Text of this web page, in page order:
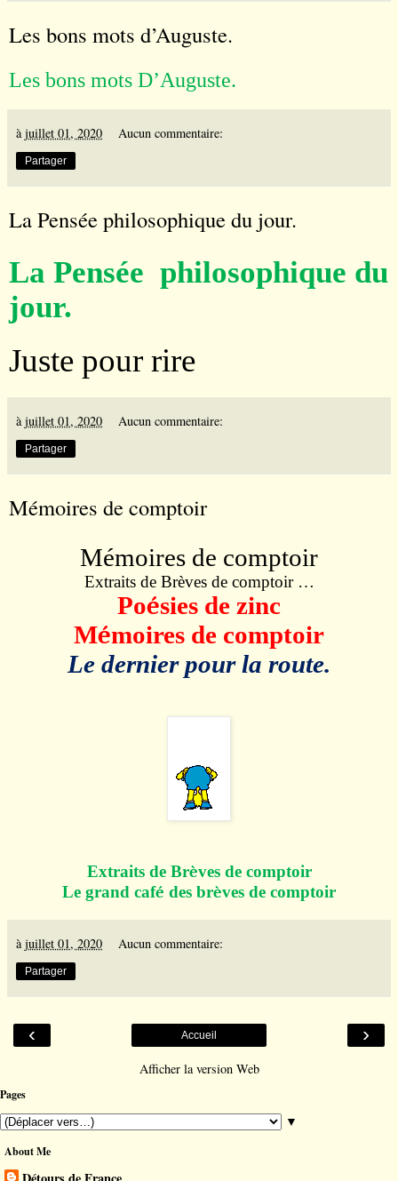
Les bons mots d’Auguste.
Les bons mots D’Auguste.
àjuillet 01, 2020 Aucun commentaire:
Partager
La Pensée philosophique du jour.
La Pensée philosophique du
jour.
Juste pour rire
àjuillet 01, 2020 Aucun commentaire:
Partager
Mémoires de comptoir
Mémoires de comptoir
Extraits de Brèves de comptoir …
Poésies de zinc
Mémoires de comptoir
Le dernier pour la route.
Extraits de Brèves de comptoir
Le grand café des brèves de comptoir
à juillet 01, 2020 Aucun commentaire:
Partager
‹ ›
Accueil
Afficher la version Web
Pages
▼
About Me